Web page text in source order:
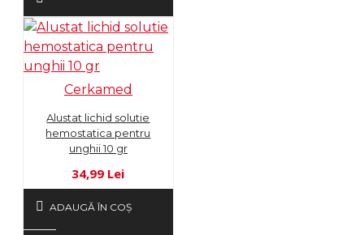
Cerkamed
Alustat lichid solutie
hemostatica pentru
unghii 10 gr
34,99 Lei
ADAUGĂ ÎN COŞ